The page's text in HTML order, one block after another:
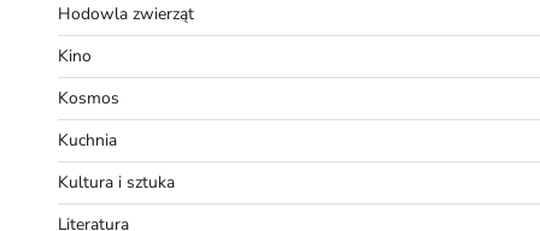
Hodowla zwierząt
Kino
Kosmos
Kuchnia
Kultura i sztuka
Literatura